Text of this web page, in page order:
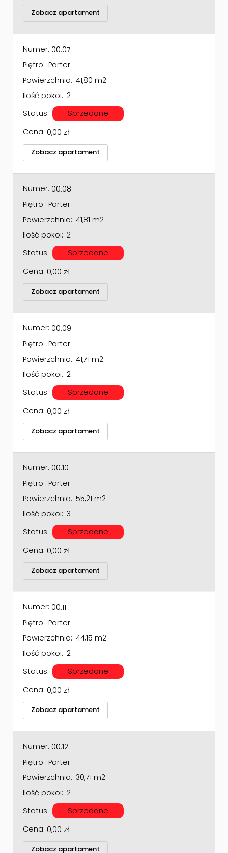
Zobacz apartament
Numer: 00.07
Piętro: Parter
Powierzchnia: 41,80 m2
Ilość pokoi: 2
Status:
Sprzedane
Cena: 0,00 zł
Zobacz apartament
Numer: 00.08
Piętro: Parter
Powierzchnia: 41,81 m2
Ilość pokoi: 2
Status:
Sprzedane
Cena: 0,00 zł
Zobacz apartament
Numer: 00.09
Piętro: Parter
Powierzchnia: 41,71 m2
Ilość pokoi: 2
Status:
Sprzedane
Cena: 0,00 zł
Zobacz apartament
Numer: 00.10
Piętro: Parter
Powierzchnia: 55,21 m2
Ilość pokoi: 3
Status:
Sprzedane
Cena: 0,00 zł
Zobacz apartament
Numer: 00.11
Piętro: Parter
Powierzchnia: 44,15 m2
Ilość pokoi: 2
Status:
Sprzedane
Cena: 0,00 zł
Zobacz apartament
Numer: 00.12
Piętro: Parter
Powierzchnia: 30,71 m2
Ilość pokoi: 2
Status:
Sprzedane
Cena: 0,00 zł
Zobacz apartament